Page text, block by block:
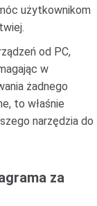
użytkownikom
od PC,
w
żadnego
to właśnie
narzędzia do
za